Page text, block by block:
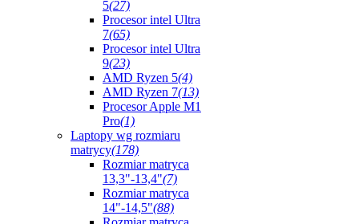
5(27)
Procesor intel Ultra
7(65)
Procesor intel Ultra
9(23)
AMD Ryzen 5(4)
AMD Ryzen 7(13)
Procesor Apple M1
Pro(1)
Laptopy wg rozmiaru
matrycy(178)
Rozmiar matryca
13,3"-13,4"(7)
Rozmiar matryca
14"-14,5"(88)